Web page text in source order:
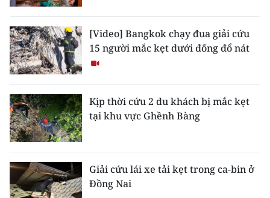
TIN ĐỊA PHƯƠNG
Trung du và miền núi phía Bắc
Đồng bằng sông Hồng
Bắc Trung Bộ
Nguyên
Đông Nam Bộ
[Video] Bangkok chạy đua giải cứu
15 người mắc kẹt dưới đống đổ nát
Kịp thời cứu 2 du khách bị mắc kẹt
tại khu vực Ghềnh Bàng
Giải cứu lái xe tải kẹt trong ca-bin ở
Đồng Nai